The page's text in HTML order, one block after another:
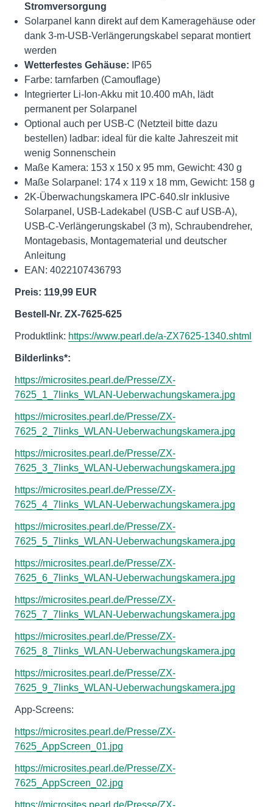
Stromversorgung
Solarpanel kann direkt auf dem Kameragehäuse oder
dank 3-m-USB-Verlängerungskabel separat montiert
werden
Wetterfestes Gehäuse: IP65
Farbe: tarnfarben (Camouflage)
Integrierter Li-Ion-Akku mit 10.400 mAh, lädt
permanent per Solarpanel
Optional auch per USB-C (Netzteil bitte dazu
bestellen) ladbar: ideal für die kalte Jahreszeit mit
wenig Sonnenschein
Maße Kamera: 153 x 150 x 95 mm, Gewicht: 430 g
Maße Solarpanel: 174 x 119 x 18 mm, Gewicht: 158 g
2K-Überwachungskamera IPC-640.slr inklusive
Solarpanel, USB-Ladekabel (USB-C auf USB-A),
USB-C-Verlängerungskabel (3 m), Schraubendreher,
Montagebasis, Montagematerial und deutscher
Anleitung
EAN: 4022107436793
Preis: 119,99 EUR
Bestell-Nr. ZX-7625-625
Produktlink: https://www.pearl.de/a-ZX7625-1340.shtml
Bilderlinks*:
https://microsites.pearl.de/Presse/ZX-
7625_1_7links_WLAN-Ueberwachungskamera.jpg
https://microsites.pearl.de/Presse/ZX-
7625_2_7links_WLAN-Ueberwachungskamera.jpg
https://microsites.pearl.de/Presse/ZX-
7625_3_7links_WLAN-Ueberwachungskamera.jpg
https://microsites.pearl.de/Presse/ZX-
7625_4_7links_WLAN-Ueberwachungskamera.jpg
https://microsites.pearl.de/Presse/ZX-
7625_5_7links_WLAN-Ueberwachungskamera.jpg
https://microsites.pearl.de/Presse/ZX-
7625_6_7links_WLAN-Ueberwachungskamera.jpg
https://microsites.pearl.de/Presse/ZX-
7625_7_7links_WLAN-Ueberwachungskamera.jpg
https://microsites.pearl.de/Presse/ZX-
7625_8_7links_WLAN-Ueberwachungskamera.jpg
https://microsites.pearl.de/Presse/ZX-
7625_9_7links_WLAN-Ueberwachungskamera.jpg
App-Screens:
https://microsites.pearl.de/Presse/ZX-
7625_AppScreen_01.jpg
https://microsites.pearl.de/Presse/ZX-
7625_AppScreen_02.jpg
https://microsites.pearl.de/Presse/ZX-